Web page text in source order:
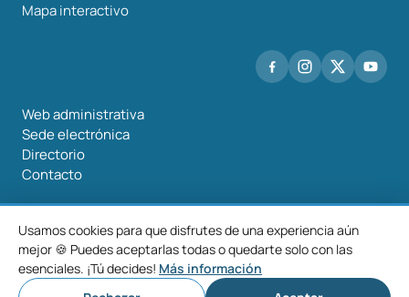
Mapa interactivo
Web administrativa
Sede electrónica
Directorio
Contacto
©2026 Mancomunidade O Salnés
Aviso
Política de
Política de
Configurar
Usamos cookies para que disfrutes de una experiencia aún
mejor 🍪 Puedes aceptarlas todas o quedarte solo con las
esenciales. ¡Tú decides! Más información